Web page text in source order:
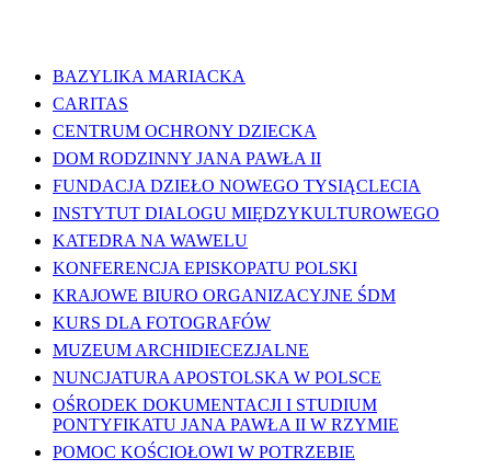
BAZYLIKA MARIACKA
CARITAS
CENTRUM OCHRONY DZIECKA
DOM RODZINNY JANA PAWŁA II
FUNDACJA DZIEŁO NOWEGO TYSIĄCLECIA
INSTYTUT DIALOGU MIĘDZYKULTUROWEGO
KATEDRA NA WAWELU
KONFERENCJA EPISKOPATU POLSKI
KRAJOWE BIURO ORGANIZACYJNE ŚDM
KURS DLA FOTOGRAFÓW
MUZEUM ARCHIDIECEZJALNE
NUNCJATURA APOSTOLSKA W POLSCE
OŚRODEK DOKUMENTACJI I STUDIUM
PONTYFIKATU JANA PAWŁA II W RZYMIE
POMOC KOŚCIOŁOWI W POTRZEBIE